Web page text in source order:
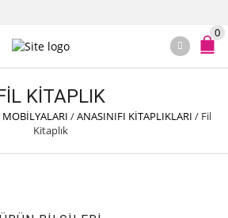
0
KITAPLIK
/ANASINIFI KİTAPLIKLARI / Fil
Kitaplık